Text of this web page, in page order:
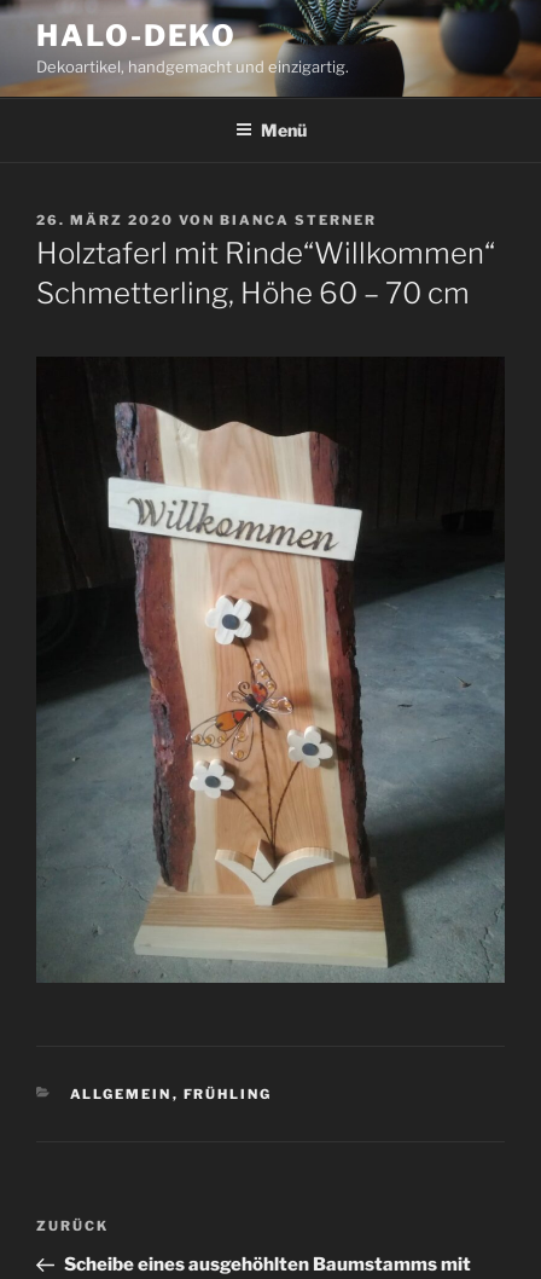
Zum
Inhalt
springen
HALO-DEKO
Dekoartikel, handgemacht und einzigartig.
Menü
VERÖFFENTLICHT
AM
26. MÄRZ 2020 VON BIANCA STERNER
Holztaferl mit Rinde“Willkommen“
Schmetterling, Höhe 60 – 70 cm
KATEGORIEN
ALLGEMEIN , FRÜHLING
Beitragsnavigation
Vorheriger
Beitrag
ZURÜCK
Scheibe eines ausgehöhlten Baumstamms mit